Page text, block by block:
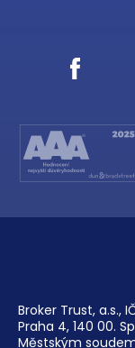
Broker Trust, a.s.,
Praha 4, 140 00.
Městským